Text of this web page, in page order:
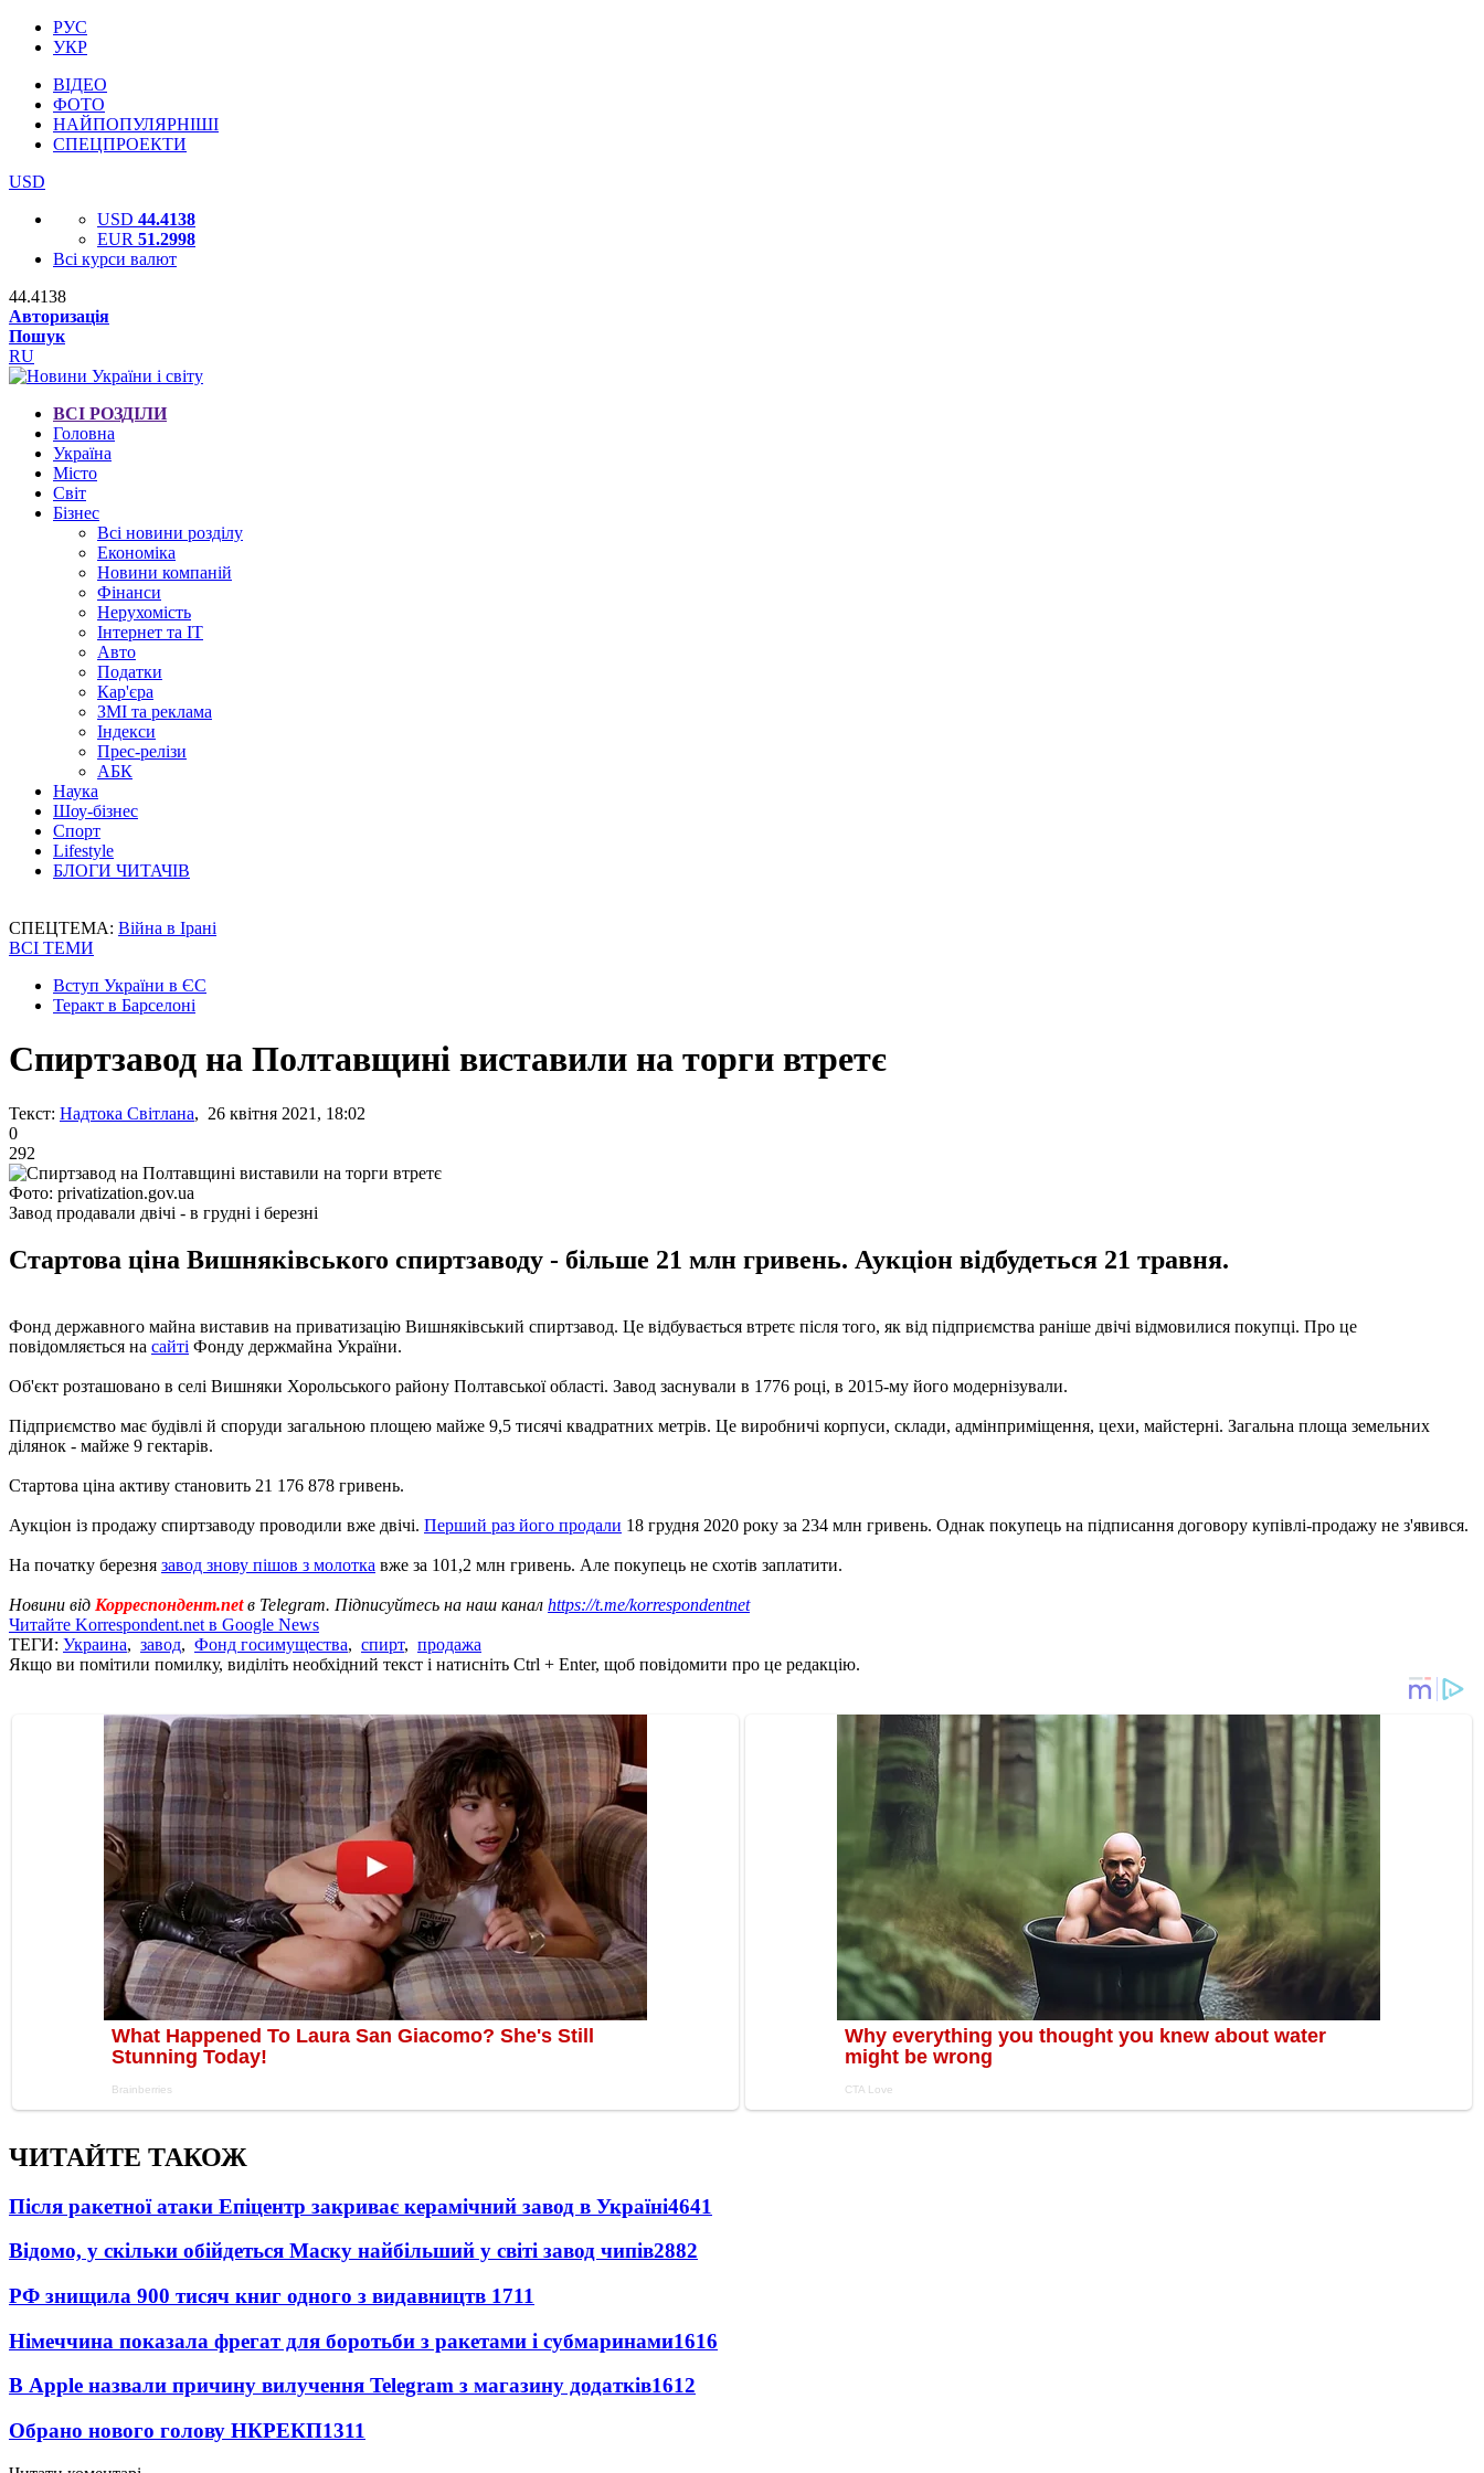
РУС
УКР
ВІДЕО
ФОТО
НАЙПОПУЛЯРНІШІ
СПЕЦПРОЕКТИ
USD
USD 44.4138
EUR 51.2998
Всі курси валют
44.4138
Авторизація
Пошук
RU
ВСІ РОЗДІЛИ
Головна
Україна
Місто
Світ
Бізнес
Всі новини розділу
Економіка
Новини компаній
Фінанси
Нерухомість
Інтернет та IT
Авто
Податки
Кар'єра
ЗМІ та реклама
Індекси
Прес-релізи
АБК
Наука
Шоу-бізнес
Спорт
Lifestyle
БЛОГИ ЧИТАЧІВ
СПЕЦТЕМА: Війна в Ірані
ВСІ ТЕМИ
Вступ України в ЄС
Теракт в Барселоні
Спиртзавод на Полтавщині виставили на торги втретє
Текст: Надтока Світлана, 26 квітня 2021, 18:02
0
292
Фото: privatization.gov.ua
Завод продавали двічі - в грудні і березні
Стартова ціна Вишняківського спиртзаводу - більше 21 млн гривень. Аукціон відбудеться 21 травня.
Фонд державного майна виставив на приватизацію Вишняківський спиртзавод. Це відбувається втретє після того, як від підприємства раніше двічі відмовилися покупці. Про це
повідомляється на сайті Фонду держмайна України.
Об'єкт розташовано в селі Вишняки Хорольського району Полтавської області. Завод заснували в 1776 році, в 2015-му його модернізували.
Підприємство має будівлі й споруди загальною площею майже 9,5 тисячі квадратних метрів. Це виробничі корпуси, склади, адмінприміщення, цехи, майстерні. Загальна площа земельних
ділянок - майже 9 гектарів.
Стартова ціна активу становить 21 176 878 гривень.
Аукціон із продажу спиртзаводу проводили вже двічі. Перший раз його продали 18 грудня 2020 року за 234 млн гривень. Однак покупець на підписання договору купівлі-продажу не з'явився.
На початку березня завод знову пішов з молотка вже за 101,2 млн гривень. Але покупець не схотів заплатити.
Новини від Корреспондент.netв Telegram. Підписуйтесь на наш канал https://t.me/korrespondentnet
Читайте Korrespondent.net в Google News
ТЕГИ: Украина, завод, Фонд госимущества, спирт, продажа
Якщо ви помітили помилку, виділіть необхідний текст і натисніть Ctrl + Enter, щоб повідомити про це редакцію.
ЧИТАЙТЕ ТАКОЖ
Після ракетної атаки Епіцентр закриває керамічний завод в Україні4641
Відомо, у скільки обійдеться Маску найбільший у світі завод чипів2882
РФ знищила 900 тисяч книг одного з видавництв 1711
Німеччина показала фрегат для боротьби з ракетами і субмаринами1616
В Apple назвали причину вилучення Telegram з магазину додатків1612
Обрано нового голову НКРЕКП1311